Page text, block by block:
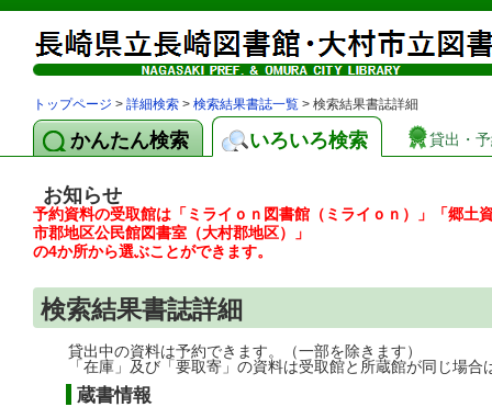
トップページ > 詳細検索 > 検索結果書誌一覧 > 検索結果書誌詳細
かんたん検索 いろいろ検索 貸出・
お知らせ
予約資料の受取館は「ミライｏｎ図書館（ミライｏｎ）」「郷
市郡地区公民館図書室（大村郡地区）」
の4か所から選ぶことができます。
検索結果書誌詳細
貸出中の資料は予約できます。（一部を除きます）
「在庫」及び「要取寄」の資料は受取館と所蔵館が同じ場合
蔵書情報